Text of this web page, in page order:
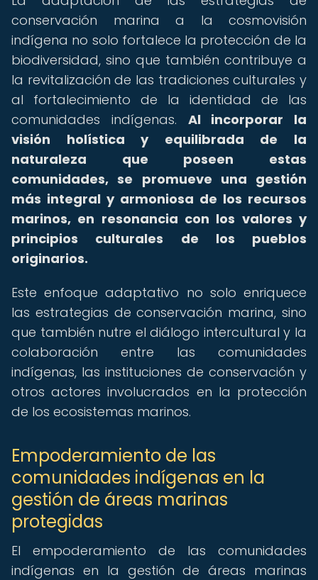
conservación marina a la cosmovisión
indígena no solo fortalece la protección de la
biodiversidad, sino que también contribuye a
la revitalización de las tradiciones culturales y
al fortalecimiento de la identidad de las
comunidades indígenas. Al incorporar la
visión holística y equilibrada de la
naturaleza que poseen estas
comunidades, se promueve una gestión
más integral y armoniosa de los recursos
marinos, en resonancia con los valores y
principios culturales de los pueblos
originarios.
Este enfoque adaptativo no solo enriquece
las estrategias de conservación marina, sino
que también nutre el diálogo intercultural y la
colaboración entre las comunidades
indígenas, las instituciones de conservación y
otros actores involucrados en la protección
de los ecosistemas marinos.
Empoderamiento de las
comunidades indígenas en la
gestión de áreas marinas
protegidas
El empoderamiento de las comunidades
indígenas en la gestión de áreas marinas